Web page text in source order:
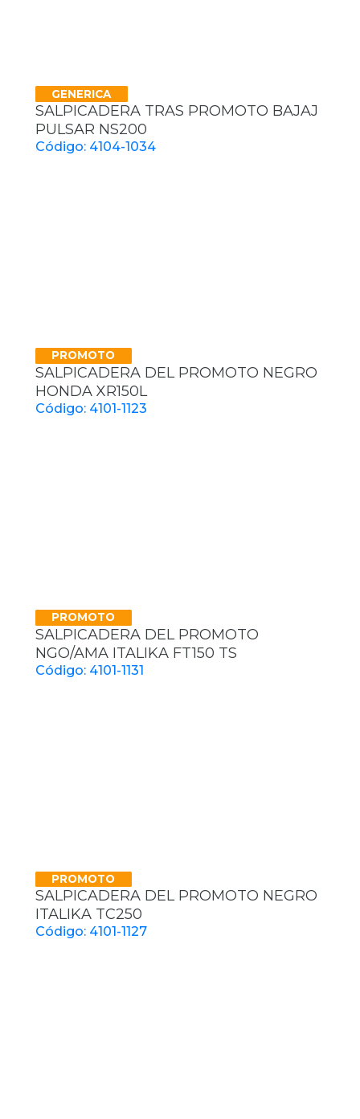
GENERICA
SALPICADERA TRAS PROMOTO BAJAJ
PULSAR NS200
Código: 4104-1034
PROMOTO
SALPICADERA DEL PROMOTO NEGRO
HONDA XR150L
Código: 4101-1123
PROMOTO
SALPICADERA DEL PROMOTO
NGO/AMA ITALIKA FT150 TS
Código: 4101-1131
PROMOTO
SALPICADERA DEL PROMOTO NEGRO
ITALIKA TC250
Código: 4101-1127